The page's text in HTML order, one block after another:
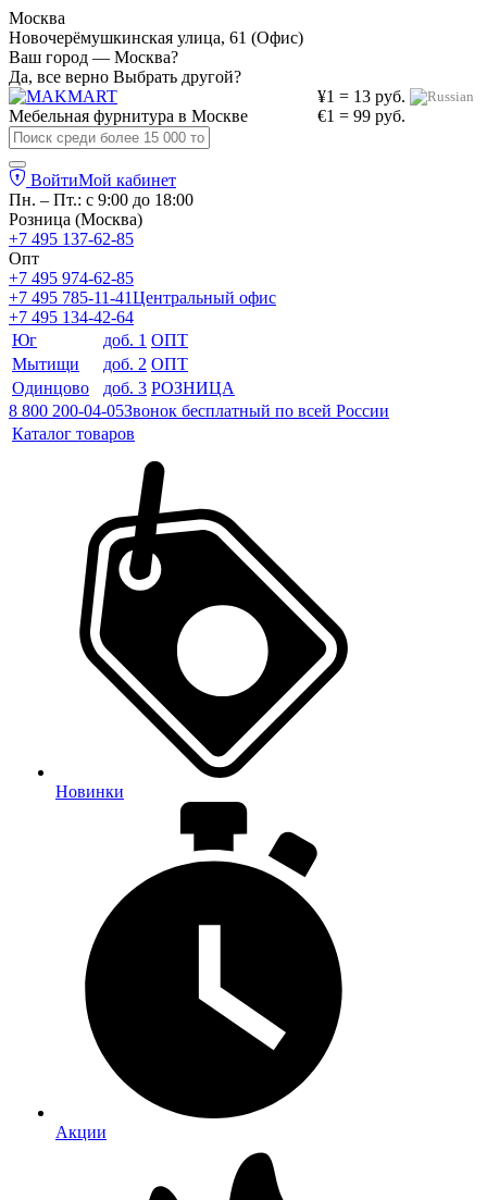
Москва
Новочерёмушкинская улица, 61 (Офис)
Ваш город — Москва?
Да, все верно Выбрать другой?
¥1 = 13 руб.
€1 = 99 руб.
Мебельная фурнитура в Москве
ВойтиМой кабинет
Пн. – Пт.: с 9:00 до 18:00
Розница (Москва)
+7 495 137-62-85
Опт
+7 495 974-62-85
+7 495 785-11-41Центральный офис
+7 495 134-42-64
Юг
доб. 1 ОПТ
Мытищи
доб. 2 ОПТ
Одинцово
доб. 3 РОЗНИЦА
8 800 200-04-05Звонок бесплатный по всей России
Каталог товаров
Новинки
Акции